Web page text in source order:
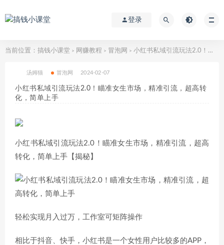
登录
当前位置： 搞钱小课堂 > 网赚教程 > 冒泡网 > 小红书私域引流玩法2.0！瞄准女生市场，精准引流，超高转化，简单上手
汤姆猫 冒泡网 2024-02-07
小红书私域引流玩法2.0！瞄准女生市场，精准引流，超高转
化，简单上手
小红书私域引流玩法2.0！瞄准女生市场，精准引流，超高
转化，简单上手【揭秘】
轻松实现月入过万，工作室可矩阵操作
相比于抖音、快手，小红书是一个女性用户比较多的APP，